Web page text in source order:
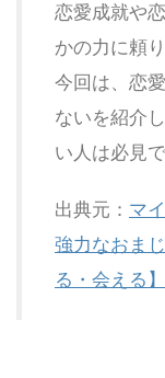
恋愛成就や
かの力に頼
今回は、恋
ないを紹介
い人は必見で
出典元： マ
強力なおま
る・会える】